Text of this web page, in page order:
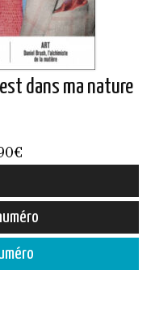
dans ma nature
€
prix :
5,50€
à
7,90€